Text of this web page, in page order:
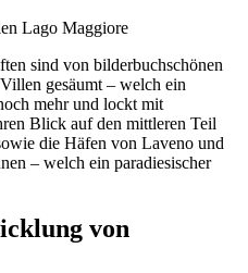
Lago Maggiore
sind von bilderbuchschönen
gesäumt – welch ein
mehr und lockt mit
Blick auf den mittleren Teil
die Häfen von Laveno und
– welch ein paradiesischer
von